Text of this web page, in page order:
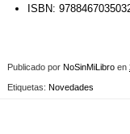
ISBN:
Publicado por NoSinMiLibro en
Etiquetas: Novedades